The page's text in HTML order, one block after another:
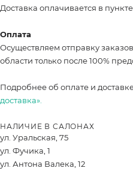
Доставка оплачивается в
Оплата
Осуществляем отправку
области только после 100%
Подробнее об оплате и
доставка».
НАЛИЧИЕ В САЛОНАХ
ул. Уральская, 75
ул. Фучика, 1
ул. Антона Валека, 12